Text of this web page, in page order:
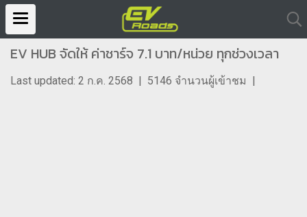
EV HUB จัดให้ ค่าชาร์จ 7.1 บาท/หน่วย ทุกช่วงเวลา
Last updated: 2 ก.ค. 2568 | 5146 จำนวนผู้เข้าชม |